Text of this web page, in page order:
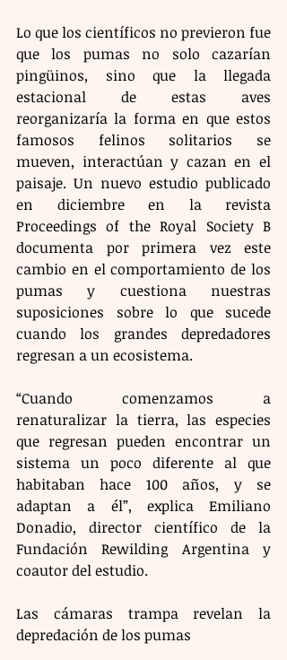
Lo que los científicos no previeron fue
que los pumas no solo cazarían
pingüinos, sino que la llegada
estacional de estas aves
reorganizaría la forma en que estos
famosos felinos solitarios se
mueven, interactúan y cazan en el
paisaje. Un nuevo estudio publicado
en diciembre en la revista
Proceedings of the Royal Society B
documenta por primera vez este
cambio en el comportamiento de los
pumas y cuestiona nuestras
suposiciones sobre lo que sucede
cuando los grandes depredadores
regresan a un ecosistema.
“Cuando comenzamos a
renaturalizar la tierra, las especies
que regresan pueden encontrar un
sistema un poco diferente al que
habitaban hace 100 años, y se
adaptan a él”, explica Emiliano
Donadio, director científico de la
Fundación Rewilding Argentina y
coautor del estudio.
Las cámaras trampa revelan la
depredación de los pumas